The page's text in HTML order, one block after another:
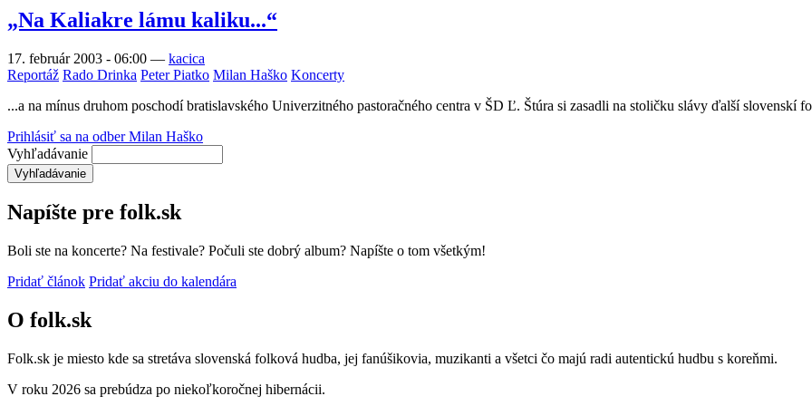
„Na Kaliakre lámu kaliku...“
17. február 2003 - 06:00 — kacica
Reportáž Rado Drinka Peter Piatko Milan Haško Koncerty
...a na mínus druhom poschodí bratislavského Univerzitného pastoračného centra v ŠD Ľ. Štúra si zasadli na stoličku slávy ďalší slovenskí
Prihlásiť sa na odber Milan Haško
Vyhľadávanie
Napíšte pre folk.sk
Boli ste na koncerte? Na festivale? Počuli ste dobrý album? Napíšte o tom všetkým!
Pridať článok Pridať akciu do kalendára
O folk.sk
Folk.sk je miesto kde sa stretáva slovenská folková hudba, jej fanúšikovia, muzikanti a všetci čo majú radi autentickú hudbu s koreňmi.
V roku 2026 sa prebúdza po niekoľkoročnej hibernácii.